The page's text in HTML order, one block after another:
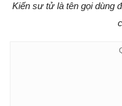
Kiến sư tử là tên gọi dùng